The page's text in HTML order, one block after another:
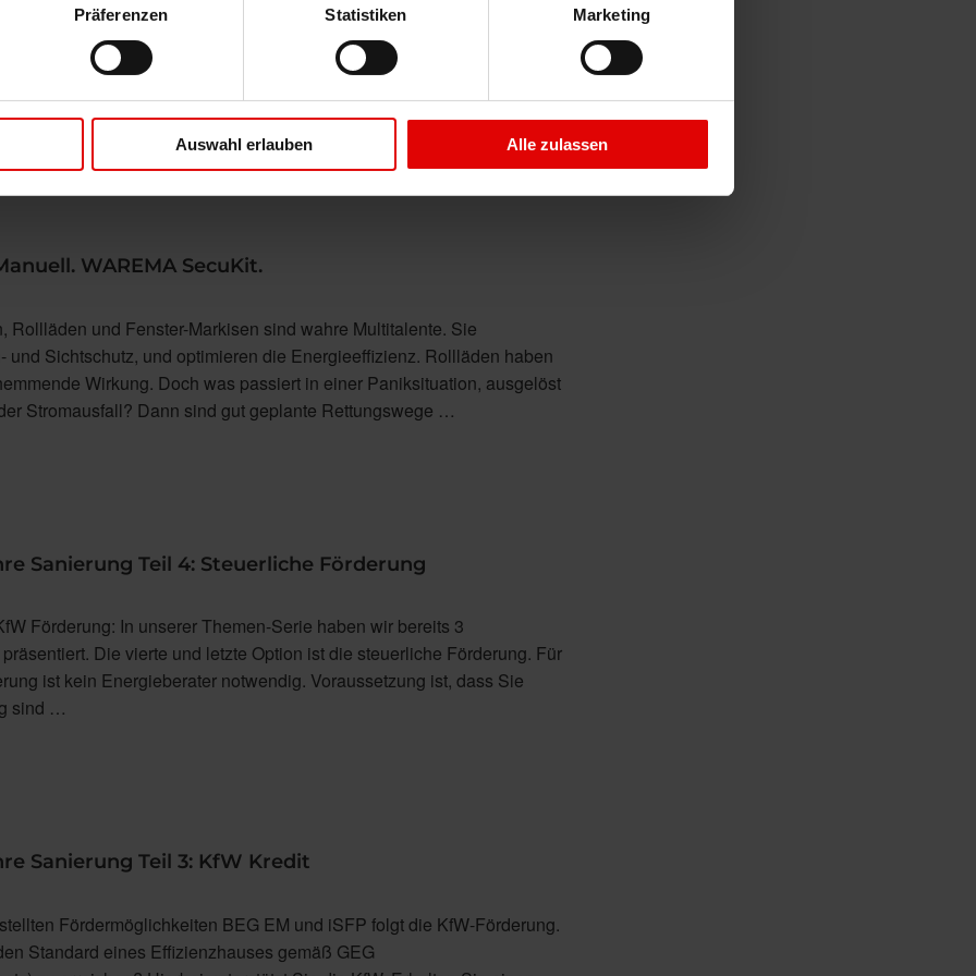
Präferenzen Statistiken Marketing
Auswahl erlauben Alle zulassen
Fenster- und Türöffnungen, Hebe-Schiebetüren oder Glas-
der modernen Architektur für viel Licht und Transparenz. Genau hierfür
bis zu 2,5 Meter wirksam vor Insekten. …
WAREMA SecuKit.
Rollläden und Fenster-Markisen sind wahre Multitalente. Sie
und Sichtschutz, und optimieren die Energieeffizienz. Rollläden haben
Wirkung. Doch was passiert in einer Paniksituation, ausgelöst
Stromausfall? Dann sind gut geplante Rettungswege …
Sanierung Teil 4: Steuerliche Förderung
Förderung: In unserer Themen-Serie haben wir bereits 3
Die vierte und letzte Option ist die steuerliche Förderung. Für
ist kein Energieberater notwendig. Voraussetzung ist, dass Sie
sind …
Sanierung Teil 3: KfW Kredit
Fördermöglichkeiten BEG EM und iSFP folgt die KfW-Förderung.
Standard eines Effizienzhauses gemäß GEG